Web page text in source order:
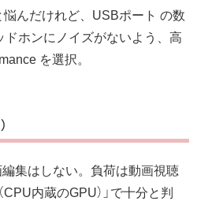
んだけれど、USBポート の数
ホンにノイズがないよう、高
を選択。
集はしない。負荷は動画視聴
内蔵のGPU）」で十分と判